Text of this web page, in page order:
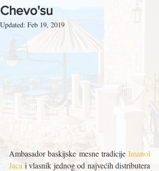
Chevo'su
Updated: Feb 19, 2019
Ambasador baskijske mesne tradicije Imanol
Jaca i vlasnik jednog od najvećih distributera